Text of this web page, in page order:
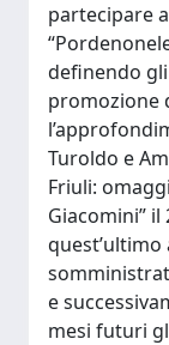
partecipare
definendo
promozione
Turoldo e
Friuli:
Giacomini”
e
mesi futuri